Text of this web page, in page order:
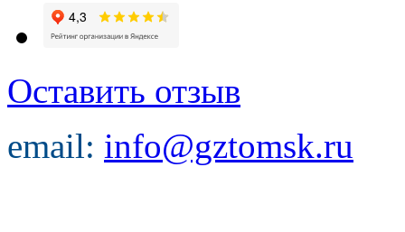
Оставить отзыв
email: info@gztomsk.ru